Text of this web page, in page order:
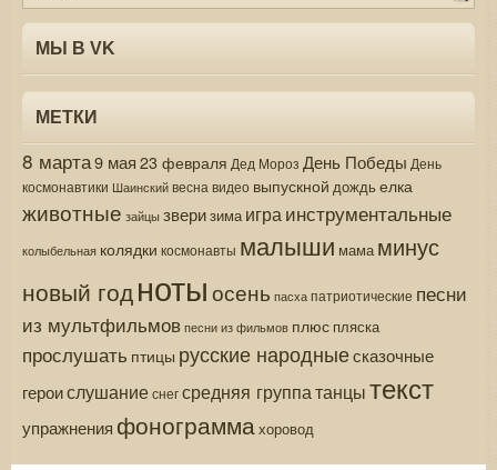
МЫ В VK
МЕТКИ
8 марта9 мая 23 февраля Дед Мороз День Победы День
космонавтики Шаинскийвесна видео выпускной дождь елка
животные зайцы зверизима играинструментальные
колыбельная колядки космонавты малыши мама минус
новый годнотыосень пасха патриотические песни
из мультфильмов песни из фильмов плюс пляска
прослушать птицы русские народныесказочные
героислушаниеснегсредняя группатанцытекст
упражнения фонограммахоровод